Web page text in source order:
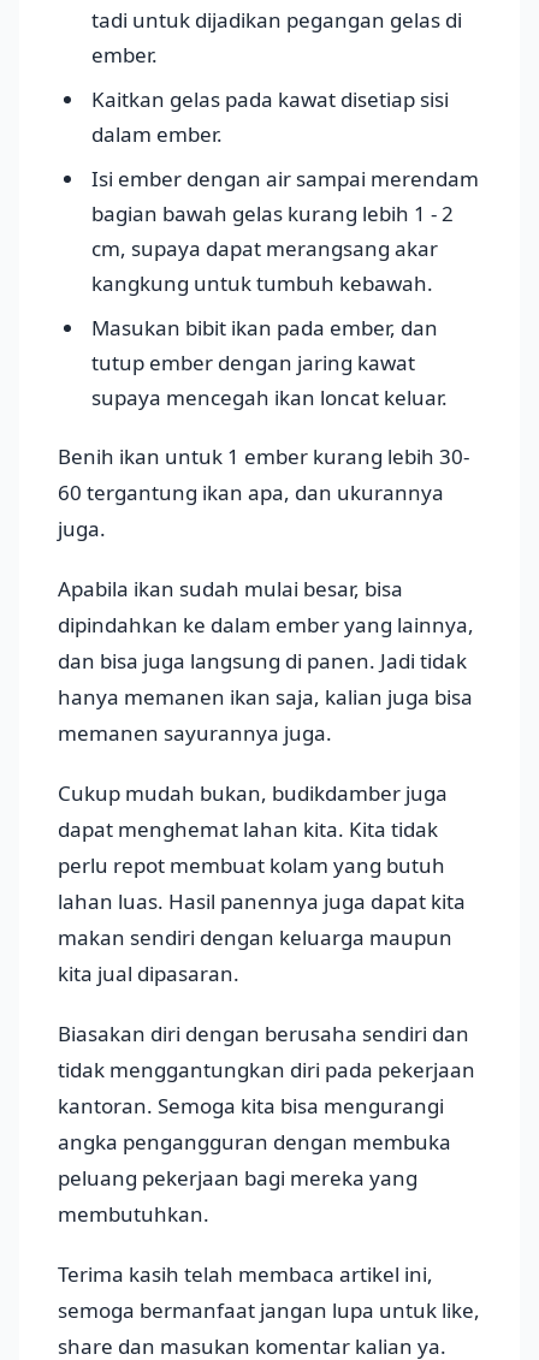
tadi untuk dijadikan pegangan gelas di
ember.
Kaitkan gelas pada kawat disetiap sisi
dalam ember.
Isi ember dengan air sampai merendam
bagian bawah gelas kurang lebih 1 - 2
cm, supaya dapat merangsang akar
kangkung untuk tumbuh kebawah.
Masukan bibit ikan pada ember, dan
tutup ember dengan jaring kawat
supaya mencegah ikan loncat keluar.
Benih ikan untuk 1 ember kurang lebih 30-
60 tergantung ikan apa, dan ukurannya
juga.
Apabila ikan sudah mulai besar, bisa
dipindahkan ke dalam ember yang lainnya,
dan bisa juga langsung di panen. Jadi tidak
hanya memanen ikan saja, kalian juga bisa
memanen sayurannya juga.
Cukup mudah bukan, budikdamber juga
dapat menghemat lahan kita. Kita tidak
perlu repot membuat kolam yang butuh
lahan luas. Hasil panennya juga dapat kita
makan sendiri dengan keluarga maupun
kita jual dipasaran.
Biasakan diri dengan berusaha sendiri dan
tidak menggantungkan diri pada pekerjaan
kantoran. Semoga kita bisa mengurangi
angka pengangguran dengan membuka
peluang pekerjaan bagi mereka yang
membutuhkan.
Terima kasih telah membaca artikel ini,
semoga bermanfaat jangan lupa untuk like,
share dan masukan komentar kalian ya.